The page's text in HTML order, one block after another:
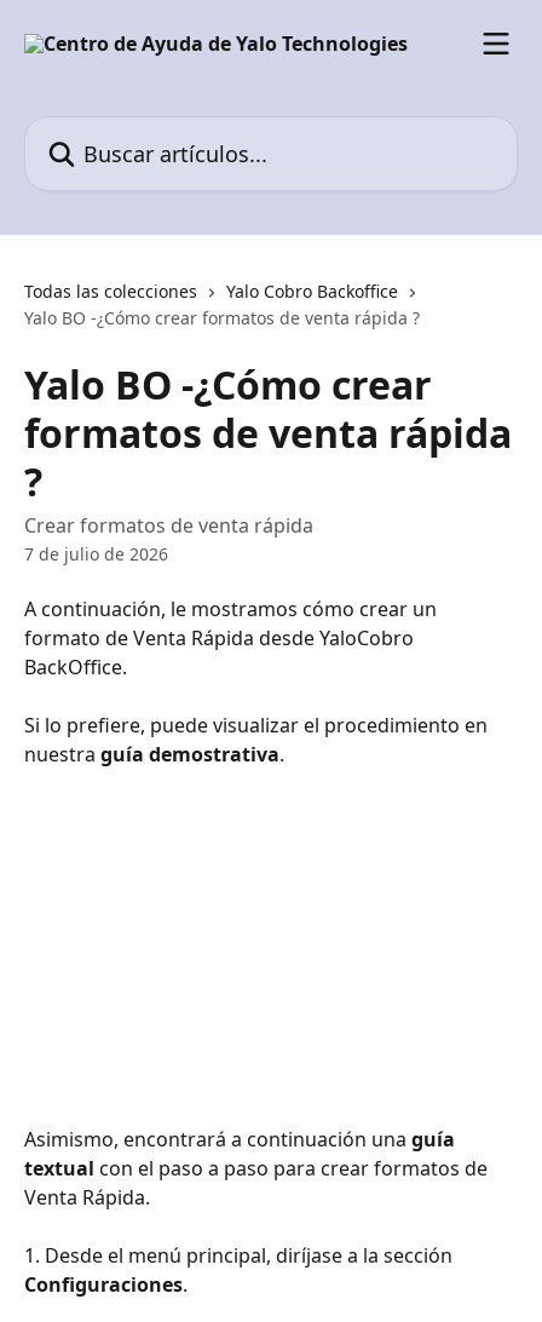
Todas las colecciones
Yalo Cobro Backoffice
Yalo BO -¿Cómo crear formatos de venta rápida ?
Yalo BO -¿Cómo crear
formatos de venta rápida
?
Crear formatos de venta rápida
7 de julio de 2026
A continuación, le mostramos cómo crear un
formato de Venta Rápida desde YaloCobro
BackOffice.
Si lo prefiere, puede visualizar el procedimiento en
nuestra guía demostrativa.
Asimismo, encontrará a continuación una guía
textual con el paso a paso para crear formatos de
Venta Rápida.
1. Desde el menú principal, diríjase a la sección
Configuraciones.